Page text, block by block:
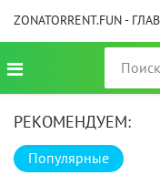
ZONATORRENT.FUN -
РЕКОМЕНДУЕМ:
Популярные